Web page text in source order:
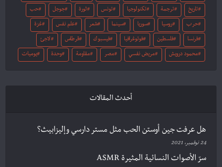
تاريخ ترجمة تكنولوجيا تونس ثورة جوجل حب
حرب روسيا سوريا سينما شعر علم نفس غزة
فرنسا فلسطين فوتوغرافيا فيسبوك قرطاس لاجئ
محمود درويش مريض نفسي مصر مقاومة وحدة يوميات
أحدث المقالات
هل عرفت جين أوستن الحب مثل مستر دارسي وإليزابيث؟
24 نوفمبر، 2021
سرّ الأصوات النسائية المثيرة ASMR